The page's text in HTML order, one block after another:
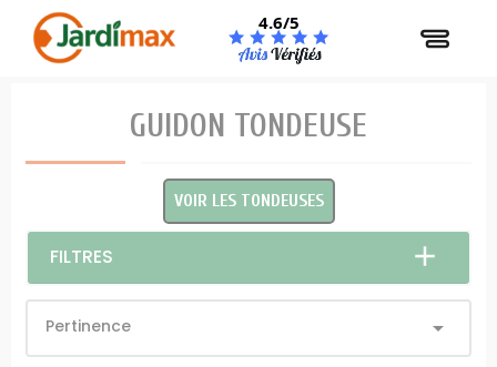
4.6/5
GUIDON TONDEUSE
VOIR LES TONDEUSES
FILTRES
Pertinence 
Panneau de gestion des cookies